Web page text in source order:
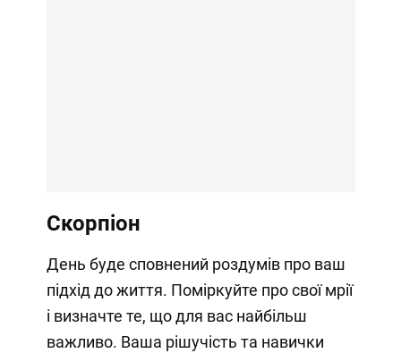
Скорпіон
День буде сповнений роздумів про ваш
підхід до життя. Поміркуйте про свої мрії
і визначте те, що для вас найбільш
важливо. Ваша рішучість та навички